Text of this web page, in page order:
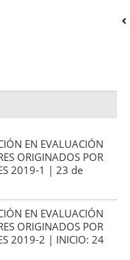
EN EVALUACIÓN
ORIGINADOS POR
2019-1 | 23 de
EN EVALUACIÓN
ORIGINADOS POR
2019-2 | INICIO: 24